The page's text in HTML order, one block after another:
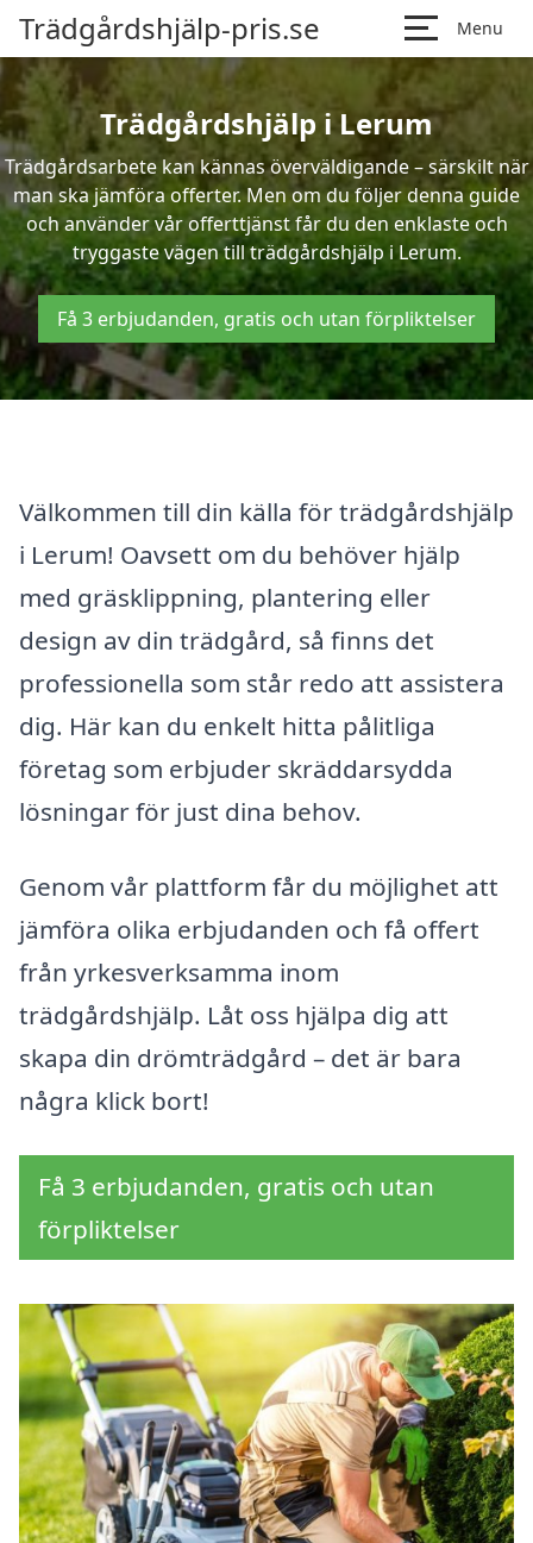
Trädgårdshjälp-pris.se Menu
Trädgårdshjälp i Lerum
Trädgårdsarbete kan kännas överväldigande – särskilt när
man ska jämföra offerter. Men om du följer denna guide
och använder vår offerttjänst får du den enklaste och
tryggaste vägen till trädgårdshjälp i Lerum.
Få 3 erbjudanden, gratis och utan förpliktelser
Välkommen till din källa för trädgårdshjälp
i Lerum! Oavsett om du behöver hjälp
med gräsklippning, plantering eller
design av din trädgård, så finns det
professionella som står redo att assistera
dig. Här kan du enkelt hitta pålitliga
företag som erbjuder skräddarsydda
lösningar för just dina behov.
Genom vår plattform får du möjlighet att
jämföra olika erbjudanden och få offert
från yrkesverksamma inom
trädgårdshjälp. Låt oss hjälpa dig att
skapa din drömträdgård – det är bara
några klick bort!
Få 3 erbjudanden, gratis och utan
förpliktelser